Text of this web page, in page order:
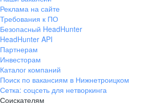
Реклама на сайте
Требования к ПО
Безопасный HeadHunter
HeadHunter API
Партнерам
Инвесторам
Каталог компаний
Поиск по вакансиям в Нижнетроицком
Сетка: соцсеть для нетворкинга
Соискателям